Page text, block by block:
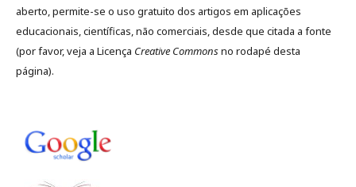
aberto, permite-se o uso gratuito dos artigos em aplicações
educacionais, científicas, não comerciais, desde que citada a fonte
(por favor, veja a Licença Creative Commonsno rodapé desta
página).